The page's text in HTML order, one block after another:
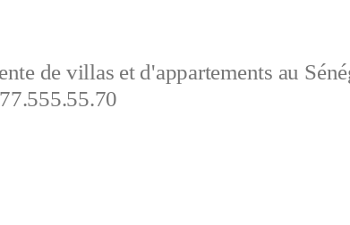
de villas et d'appartements au